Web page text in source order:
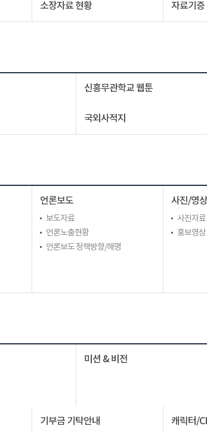
소장자료 현황 자료기증
신흥무관학교 웹툰
국외사적지
언론보도
보도자료
언론노출현황
언론보도 정책방향/해명
사진/영상
사진자료
홍보영상
미션 & 비전
기부금 기탁안내 캐릭터/